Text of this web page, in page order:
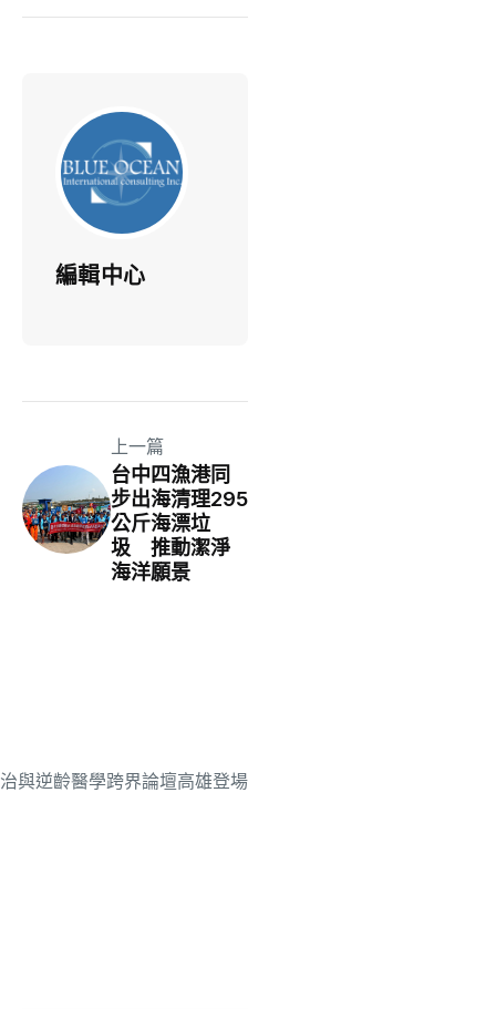
編輯中心
上一篇
台中四漁港同
步出海清理295
公斤海漂垃
圾 推動潔淨
海洋願景